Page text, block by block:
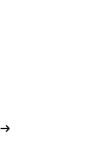
arrow_right_alt